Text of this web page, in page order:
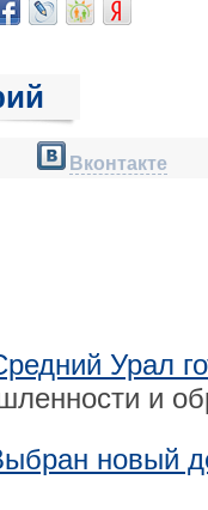
Вконтакте
Урал
и
новый